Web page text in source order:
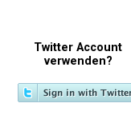
Twitter Account
verwenden?